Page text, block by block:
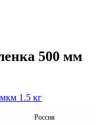
500 мм
Россия